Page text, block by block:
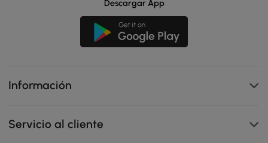
Descargar App
Información
Servicio al cliente